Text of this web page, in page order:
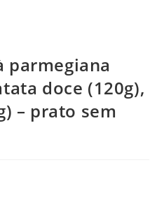
parmegiana
doce (120g),
– prato sem